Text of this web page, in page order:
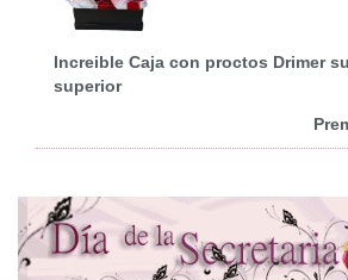
Increible Caja con proctos Drimer
superior